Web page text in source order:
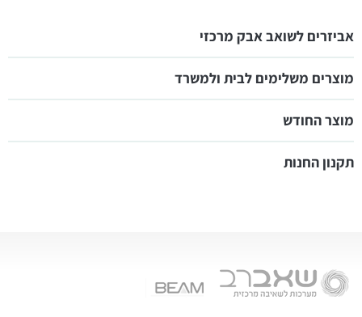
אביזרים לשואב אבק מרכזי
מוצרים משלימים לבית ולמשרד
מוצר החודש
תקנון החנות